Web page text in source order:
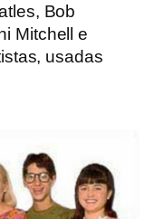
Bob
Mitchell e
usadas